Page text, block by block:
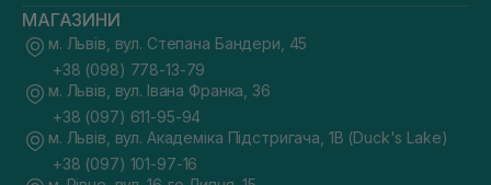
МАГАЗИНИ
м. Львів, вул. Степана Бандери, 45
+38 (098) 778-13-79
м. Львів, вул. Івана Франка, 36
+38 (097) 611-95-94
м. Львів, вул. Академіка Підстригача, 1В (Duck's Lake)
+38 (097) 101-97-16